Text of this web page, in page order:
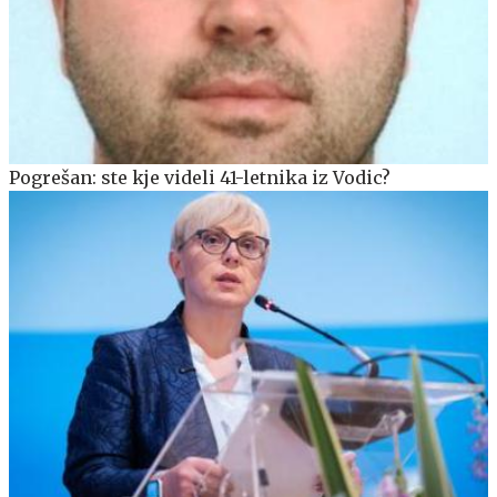
Pogrešan: ste kje videli 41-letnika iz Vodic?